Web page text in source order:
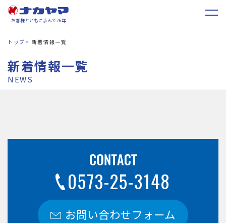
お客様とともに歩んで76年
トップ 新着情報一覧
新着情報一覧
NEWS
0573-25-3148
お問い合わせフォーム